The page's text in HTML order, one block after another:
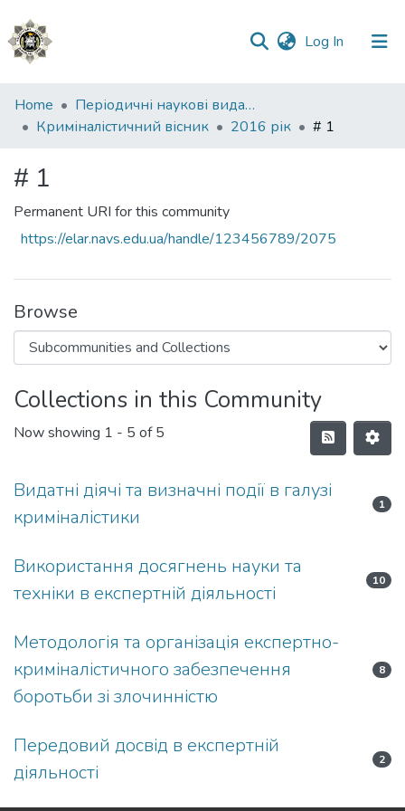
Log In (current)
Communities
&
All of DSpace
Statistics
Home
Періодичні наукові видання НАВС
Криміналістичний вісник
2016 рік # 1
# 1
Permanent URI for this community
https://elar.navs.edu.ua/handle/123456789/2075
Browse
Collections in this Community
Now showing 1 - 5 of 5
Видатні діячі та визначні події в галузі
криміналістики
1
Використання досягнень науки та
техніки в експертній діяльності
10
Методологія та організація експертно-
криміналістичного забезпечення
боротьби зі злочинністю
8
Передовий досвід в експертній
діяльності
2